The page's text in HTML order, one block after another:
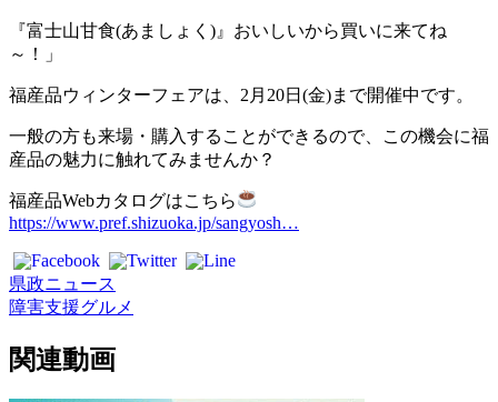
『富士山甘食(あましょく)』おいしいから買いに来てね
～！」
福産品ウィンターフェアは、2月20日(金)まで開催中です。
一般の方も来場・購入することができるので、この機会に福
産品の魅力に触れてみませんか？
福産品Webカタログはこちら
https://www.pref.shizuoka.jp/sangyosh…
県政ニュース
障害支援グルメ
関連動画